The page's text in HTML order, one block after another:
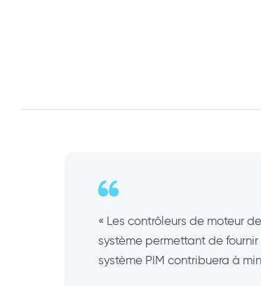
« Les contrôleurs de moteur
système permettant de
système PIM contribuera à